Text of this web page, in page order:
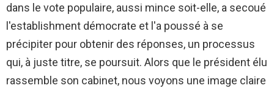
dans le vote populaire, aussi mince soit-elle, a secoué
l'establishment démocrate et l'a poussé à se
précipiter pour obtenir des réponses, un processus
qui, à juste titre, se poursuit. Alors que le président élu
rassemble son cabinet, nous voyons une image claire